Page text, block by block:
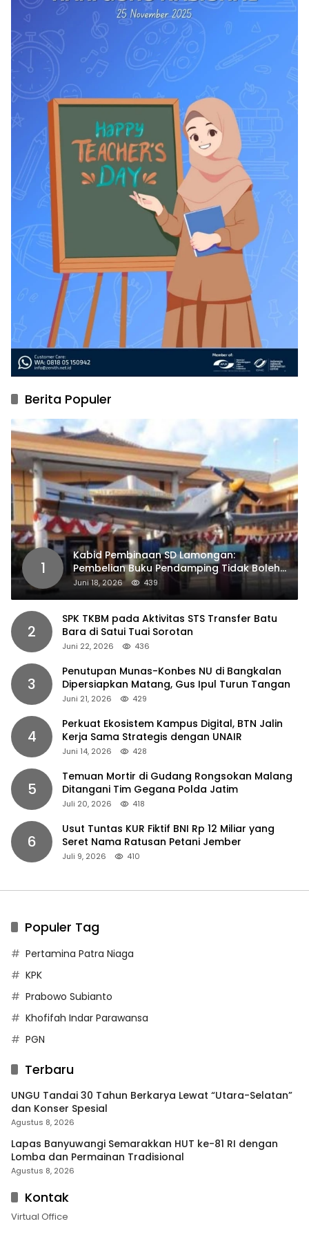
Berita Populer
1
Kabid Pembinaan SD Lamongan:
Pembelian Buku Pendamping Tidak Boleh
Dipaksakan
Juni 18, 2026 439
2
SPK TKBM pada Aktivitas STS Transfer Batu
Bara di Satui Tuai Sorotan
Juni 22, 2026 436
3
Penutupan Munas-Konbes NU di Bangkalan
Dipersiapkan Matang, Gus Ipul Turun Tangan
Juni 21, 2026 429
4
Perkuat Ekosistem Kampus Digital, BTN Jalin
Kerja Sama Strategis dengan UNAIR
Juni 14, 2026 428
5
Temuan Mortir di Gudang Rongsokan Malang
Ditangani Tim Gegana Polda Jatim
Juli 20, 2026 418
6
Usut Tuntas KUR Fiktif BNI Rp 12 Miliar yang
Seret Nama Ratusan Petani Jember
Juli 9, 2026 410
Populer Tag
Pertamina Patra Niaga
KPK
Prabowo Subianto
Khofifah Indar Parawansa
PGN
Terbaru
UNGU Tandai 30 Tahun Berkarya Lewat “Utara-Selatan”
dan Konser Spesial
Agustus 8, 2026
Lapas Banyuwangi Semarakkan HUT ke-81 RI dengan
Lomba dan Permainan Tradisional
Agustus 8, 2026
Kontak
Virtual Office